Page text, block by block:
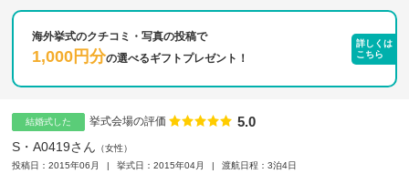
海外挙式のクチコミ・写真の投稿で
1,000円分の選べるギフトプレゼント！
詳しくは
こちら
結婚式した 挙式会場の評価 点数
5.0
S・A0419さん
女性
投稿日：2015年06月
挙式日：2015年04月 渡航日程：3泊4日